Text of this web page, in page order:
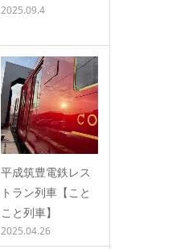
2025.09.4
平成筑豊電鉄レス
トラン列車【こと
こと列車】
2025.04.26